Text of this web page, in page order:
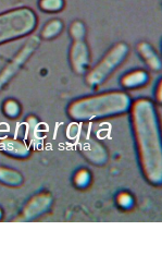
,Vida sana